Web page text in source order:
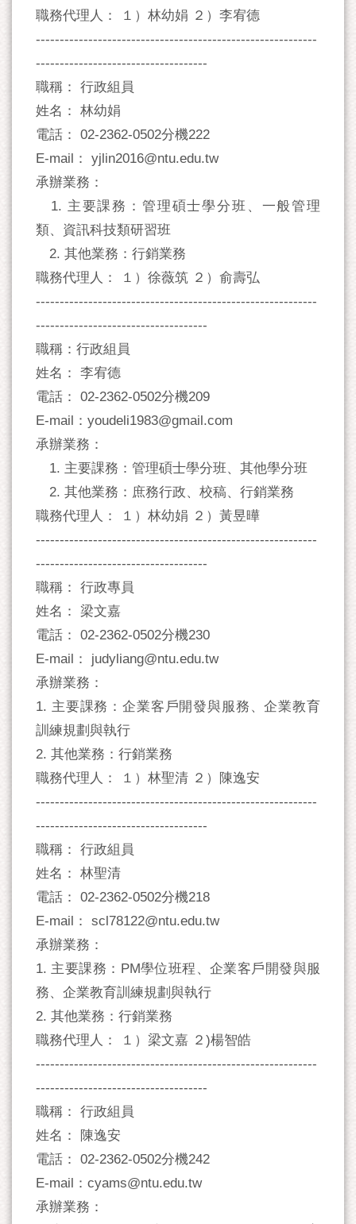
職務代理人： １）林幼娟 ２）李宥德
-----------------------------------------------------------
------------------------------------
職稱： 行政組員
姓名： 林幼娟
電話： 02-2362-0502分機222
E-mail： yjlin2016@ntu.edu.tw
承辦業務：
1. 主要課務：管理碩士學分班、一般管理
類、資訊科技類研習班
2. 其他業務：行銷業務
職務代理人： １）徐薇筑 ２）俞壽弘
-----------------------------------------------------------
------------------------------------
職稱：行政組員
姓名： 李宥德
電話： 02-2362-0502分機209
E-mail：youdeli1983@gmail.com
承辦業務：
1. 主要課務：管理碩士學分班、其他學分班
2. 其他業務：庶務行政、校稿、行銷業務
職務代理人： １）林幼娟 ２）黃昱曄
-----------------------------------------------------------
------------------------------------
職稱： 行政專員
姓名： 梁文嘉
電話： 02-2362-0502分機230
E-mail： judyliang@ntu.edu.tw
承辦業務：
1. 主要課務：企業客戶開發與服務、企業教育
訓練規劃與執行
2. 其他業務：行銷業務
職務代理人： １）林聖清 ２）陳逸安
-----------------------------------------------------------
------------------------------------
職稱： 行政組員
姓名： 林聖清
電話： 02-2362-0502分機218
E-mail： scl78122@ntu.edu.tw
承辦業務：
1. 主要課務：PM學位班程、企業客戶開發與服
務、企業教育訓練規劃與執行
2. 其他業務：行銷業務
職務代理人： １）梁文嘉 ２)楊智皓
-----------------------------------------------------------
------------------------------------
職稱： 行政組員
姓名： 陳逸安
電話： 02-2362-0502分機242
E-mail：cyams@ntu.edu.tw
承辦業務：